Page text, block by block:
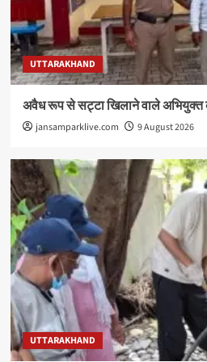
UTTARAKHAND
अवैध रूप से सट्टा खिलाने वाले अभियुक्त
jansamparklive.com 9 August 2026
UTTARAKHAND